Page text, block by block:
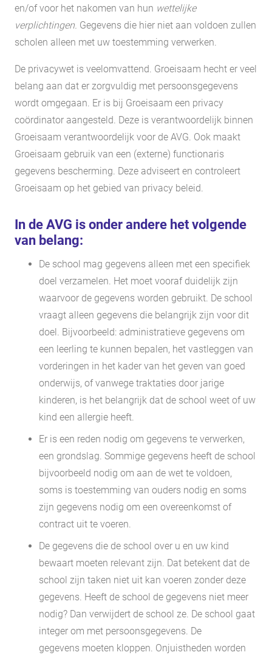
en/of voor het nakomen van hun wettelijke
verplichtingen. Gegevens die hier niet aan voldoen zullen
scholen alleen met uw toestemming verwerken.
De privacywet is veelomvattend. Groeisaam hecht er veel
belang aan dat er zorgvuldig met persoonsgegevens
wordt omgegaan. Er is bij Groeisaam een privacy
coördinator aangesteld. Deze is verantwoordelijk binnen
Groeisaam verantwoordelijk voor de AVG. Ook maakt
Groeisaam gebruik van een (externe) functionaris
gegevens bescherming. Deze adviseert en controleert
Groeisaam op het gebied van privacy beleid.
In de AVG is onder andere het volgende
van belang:
De school mag gegevens alleen met een specifiek
doel verzamelen. Het moet vooraf duidelijk zijn
waarvoor de gegevens worden gebruikt. De school
vraagt alleen gegevens die belangrijk zijn voor dit
doel. Bijvoorbeeld: administratieve gegevens om
een leerling te kunnen bepalen, het vastleggen van
vorderingen in het kader van het geven van goed
onderwijs, of vanwege traktaties door jarige
kinderen, is het belangrijk dat de school weet of uw
kind een allergie heeft.
Er is een reden nodig om gegevens te verwerken,
een grondslag. Sommige gegevens heeft de school
bijvoorbeeld nodig om aan de wet te voldoen,
soms is toestemming van ouders nodig en soms
zijn gegevens nodig om een overeenkomst of
contract uit te voeren.
De gegevens die de school over u en uw kind
bewaart moeten relevant zijn. Dat betekent dat de
school zijn taken niet uit kan voeren zonder deze
gegevens. Heeft de school de gegevens niet meer
nodig? Dan verwijdert de school ze. De school gaat
integer om met persoonsgegevens. De
gegevens moeten kloppen. Onjuistheden worden